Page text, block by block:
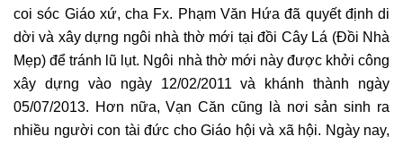
coi sóc Giáo xứ, cha Fx. Phạm Văn Hứa đã quyết định di
dời và xây dựng ngôi nhà thờ mới tại đồi Cây Lá (Đồi Nhà
Mẹp) để tránh lũ lụt. Ngôi nhà thờ mới này được khởi công
xây dựng vào ngày 12/02/2011 và khánh thành ngày
05/07/2013. Hơn nữa, Vạn Căn cũng là nơi sản sinh ra
nhiều người con tài đức cho Giáo hội và xã hội. Ngày nay,